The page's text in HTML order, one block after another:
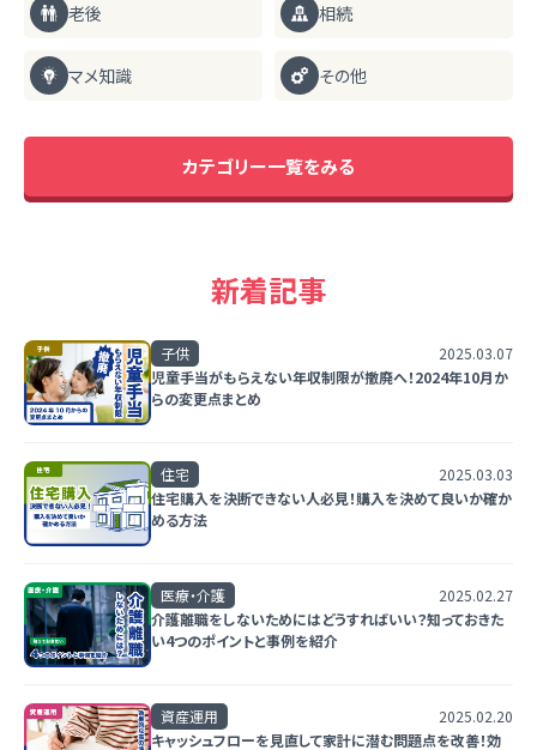
老後 相続
マメ知識 その他
カテゴリー一覧をみる
新着記事
子供
2025.03.07
児童手当がもらえない年収制限が撤廃へ！2024年10月か
らの変更点まとめ
住宅
2025.03.03
住宅購入を決断できない人必見！購入を決めて良いか確か
める方法
医療・介護
2025.02.27
介護離職をしないためにはどうすればいい？知っておきた
い4つのポイントと事例を紹介
資産運用
2025.02.20
キャッシュフローを見直して家計に潜む問題点を改善！効